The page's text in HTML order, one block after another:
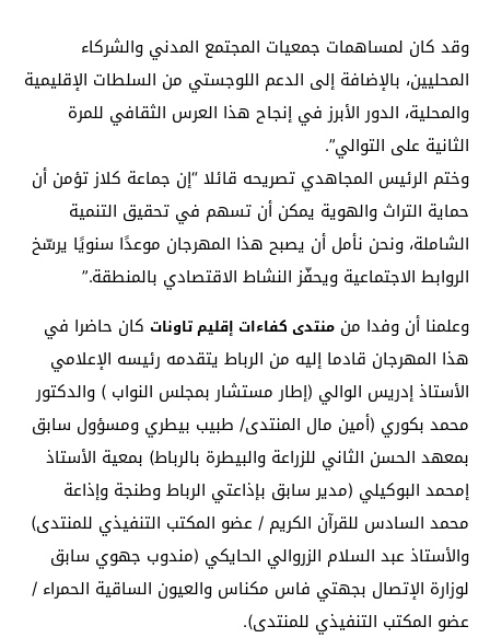
وقد كان لمساهمات جمعيات المجتمع المدني والشركاء
المحليين، بالإضافة إلى الدعم اللوجستي من السلطات الإقليمية
والمحلية، الدور الأبرز في إنجاح هذا العرس الثقافي للمرة
الثانية على التوالي”.
وختم الرئيس المجاهدي تصريحه قائلا “إن جماعة كلاز تؤمن أن
حماية التراث والهوية يمكن أن تسهم في تحقيق التنمية
الشاملة، ونحن نأمل أن يصبح هذا المهرجان موعدًا سنويًا يرسّخ
الروابط الاجتماعية ويحفّز النشاط الاقتصادي بالمنطقة.”
وعلمنا أن وفدا من منتدى كفاءات إقليم تاوناتكان حاضرا في
هذا المهرجان قادما إليه من الرباط يتقدمه رئيسه الإعلامي
الأستاذ إدريس الوالي (إطار مستشار بمجلس النواب ) والدكتور
محمد بكوري (أمين مال المنتدى/ طبيب بيطري ومسؤول سابق
بمعهد الحسن الثاني للزراعة والبيطرة بالرباط) بمعية الأستاذ
إمحمد البوكيلي (مدير سابق بإذاعتي الرباط وطنجة وإذاعة
محمد السادس للقرآن الكريم / عضو المكتب التنفيذي للمنتدى)
والأستاذ عبد السلام الزروالي الحايكي (مندوب جهوي سابق
لوزارة الإتصال بجهتي فاس مكناس والعيون الساقية الحمراء /
عضو المكتب التنفيذي للمنتدى).